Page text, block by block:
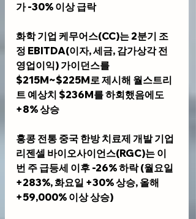
가 -30% 이상 급락
화학 기업 케무어스(CC)는 2분기 조
정 EBITDA(이자, 세금, 감가상각 전
영업이익) 가이던스를
$215M~$225M로 제시해 월스트리
트 예상치 $236M를 하회했음에도
+8% 상승
홍콩 전통 중국 한방 치료제 개발 기업
리젠셀 바이오사이언스(RGC)는 이
번 주 급등세 이후 -26% 하락 (월요일
+283%, 화요일 +30% 상승, 올해
+59,000% 이상 상승)